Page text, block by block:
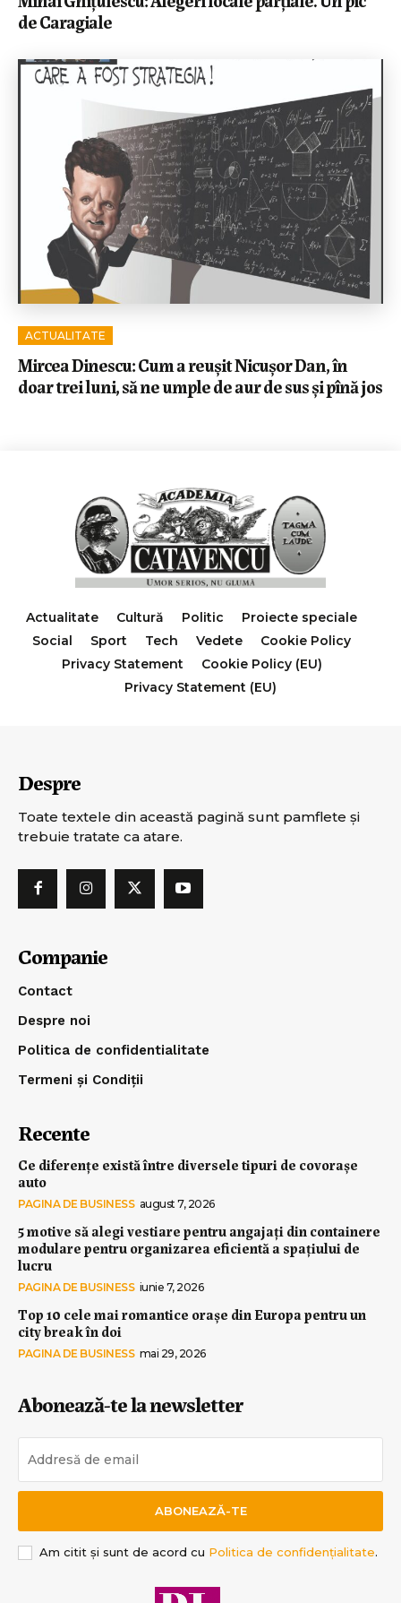
de Caragiale
ACTUALITATE
Mircea Dinescu: Cum a reușit Nicușor Dan, în
doar trei luni, să ne umple de aur de sus și pînă jos
Actualitate Cultură Politic
Proiecte speciale
Social
Sport Tech Vedete
Cookie Policy
Privacy Statement
Cookie Policy (EU)
Privacy Statement (EU)
Despre
Toate textele din această pagină sunt pamflete şi
trebuie tratate ca atare.
Companie
Contact
Despre noi
Politica de confidentialitate
Termeni și Condiții
Recente
Ce diferențe există între diversele tipuri de covorașe
auto
PAGINA DE BUSINESS august 7, 2026
5 motive să alegi vestiare pentru angajați din containere
modulare pentru organizarea eficientă a spațiului de
lucru
PAGINA DE BUSINESS iunie 7, 2026
Top 10 cele mai romantice orașe din Europa pentru un
city break în doi
PAGINA DE BUSINESS mai 29, 2026
Abonează-te la newsletter
ABONEAZĂ-TE
Am citit și sunt de acord cu Politica de confidențialitate.